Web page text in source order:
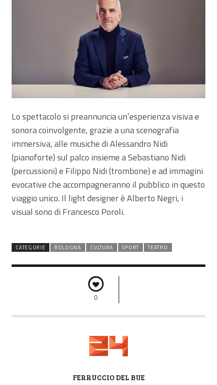
Lo spettacolo si preannuncia un’esperienza visiva e
sonora coinvolgente, grazie a una scenografia
immersiva, alle musiche di Alessandro Nidi
(pianoforte) sul palco insieme a Sebastiano Nidi
(percussioni) e Filippo Nidi (trombone) e ad immagini
evocative che accompagneranno il pubblico in questo
viaggio unico. Il light designer è Alberto Negri, i
visual sono di Francesco Poroli.
CATEGORIE BOLOGNA CULTURA SPORT TEATRO
0
FERRUCCIO DEL BUE